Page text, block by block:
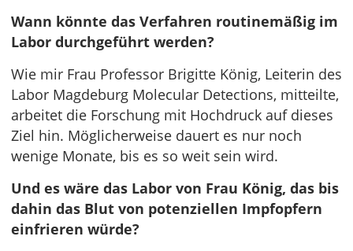
Wann könnte das Verfahren routinemäßig im
Labor durchgeführt werden?
Wie mir Frau Professor Brigitte König, Leiterin des
Labor Magdeburg Molecular Detections, mitteilte,
arbeitet die Forschung mit Hochdruck auf dieses
Ziel hin. Möglicherweise dauert es nur noch
wenige Monate, bis es so weit sein wird.
Und es wäre das Labor von Frau König, das bis
dahin das Blut von potenziellen Impfopfern
einfrieren würde?